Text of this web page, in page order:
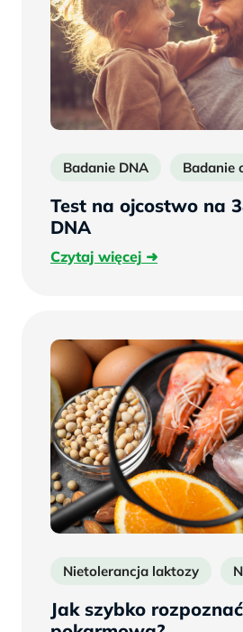
Badanie DNA Badanie
Test na ojcostwo na
DNA
Czytaj więcejCzytaj
Nietolerancja laktozy
Jak szybko